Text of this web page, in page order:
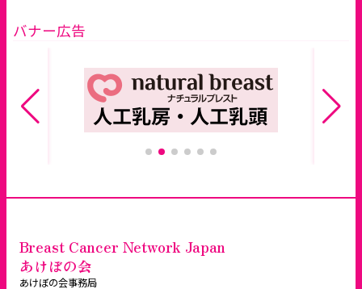
バナー広告
Breast Cancer Network Japan
あけぼの会
あけぼの会事務局